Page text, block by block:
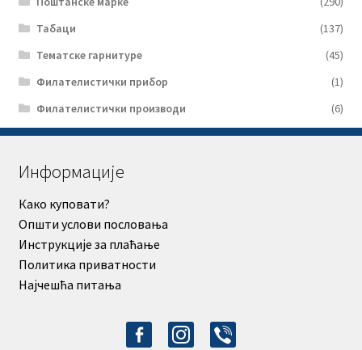
Табаци
(137)
Тематске гарнитуре
(45)
Филателистички прибор
(1)
Филателистички производи
(6)
Информације
Како куповати?
Општи услови пословања
Инструкције за плаћање
Политика приватности
Најчешћа питања
facebook-instagram
viber